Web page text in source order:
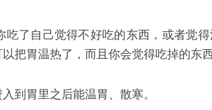
了自己觉得不好吃的东西，或者觉
把胃温热了，而且你会觉得吃掉的东
到胃里之后能温胃、散寒。